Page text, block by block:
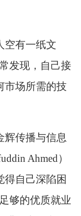
空有一纸文
发现，自己接
市场所需的技
辉传播与信息
Ahmed）
得自己深陷困
够的优质就业